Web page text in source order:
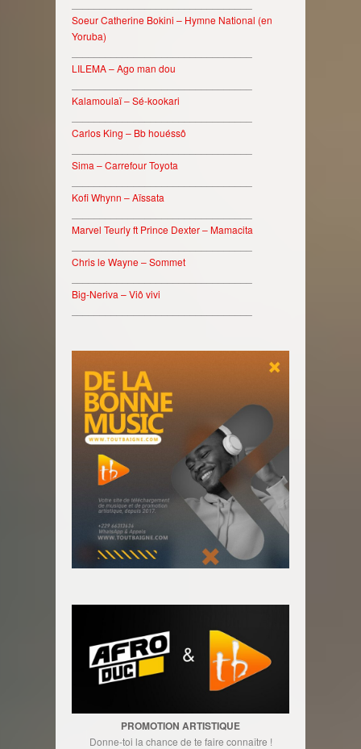
Soeur Catherine Bokini – Hymne National (en
Yoruba)
LILEMA – Ago man dou
Kalamoulaï – Sé-kookari
Carlos King – Bb houéssô
Sima – Carrefour Toyota
Kofi Whynn – Aïssata
Marvel Teurly ft Prince Dexter – Mamacita
Chris le Wayne – Sommet
Big-Neriva – Viô vivi
PROMOTION ARTISTIQUE
Donne-toi la chance de te faire connaître !